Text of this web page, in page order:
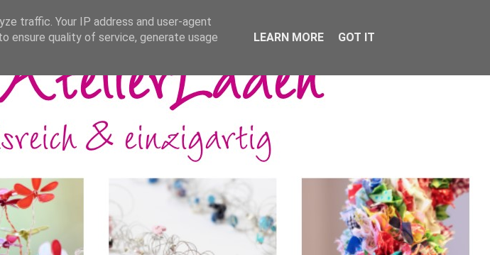
traffic. Your IP address and user-agent
ensure quality of service, generate usage
LEARN MORE GOT IT